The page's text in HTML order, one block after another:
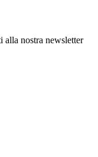
nostra newsletter